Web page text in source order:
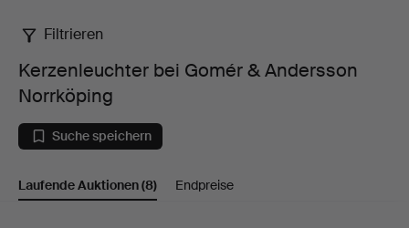
Kerzenleuchter
bei
Gomér
Filtrieren
Kerzenleuchter bei Gomér & Andersson
Norrköping
Suche speichern
Laufende Auktionen(8) Endpreise